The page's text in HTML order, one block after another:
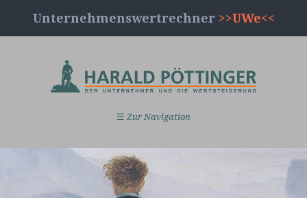
Unternehmenswertrechner >>UWe<<
☰ Zur Navigation